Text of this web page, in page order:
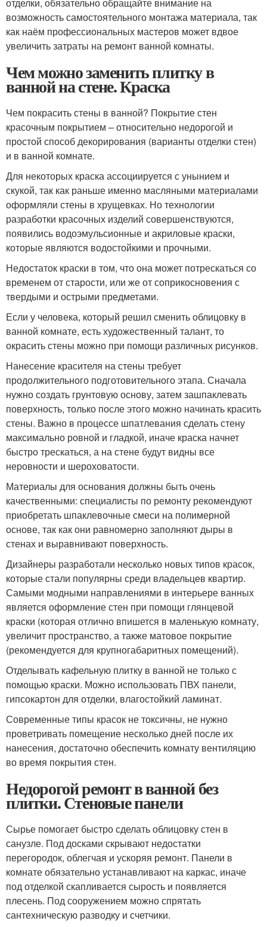
возможность самостоятельного монтажа материала, так
как наём профессиональных мастеров может вдвое
увеличить затраты на ремонт ванной комнаты.
Чем можно заменить плитку в
ванной на стене. Краска
Чем покрасить стены в ванной? Покрытие стен
красочным покрытием – относительно недорогой и
простой способ декорирования (варианты отделки стен)
и в ванной комнате.
Для некоторых краска ассоциируется с унынием и
скукой, так как раньше именно масляными материалами
оформляли стены в хрущевках. Но технологии
разработки красочных изделий совершенствуются,
появились водоэмульсионные и акриловые краски,
которые являются водостойкими и прочными.
Недостаток краски в том, что она может потрескаться со
временем от старости, или же от соприкосновения с
твердыми и острыми предметами.
Если у человека, который решил сменить облицовку в
ванной комнате, есть художественный талант, то
окрасить стены можно при помощи различных рисунков.
Нанесение красителя на стены требует
продолжительного подготовительного этапа. Сначала
нужно создать грунтовую основу, затем зашпаклевать
поверхность, только после этого можно начинать красить
стены. Важно в процессе шпатлевания сделать стену
максимально ровной и гладкой, иначе краска начнет
быстро трескаться, а на стене будут видны все
неровности и шероховатости.
Материалы для основания должны быть очень
качественными: специалисты по ремонту рекомендуют
приобретать шпаклевочные смеси на полимерной
основе, так как они равномерно заполняют дыры в
стенах и выравнивают поверхность.
Дизайнеры разработали несколько новых типов красок,
которые стали популярны среди владельцев квартир.
Самыми модными направлениями в интерьере ванных
является оформление стен при помощи глянцевой
краски (которая отлично впишется в маленькую комнату,
увеличит пространство, а также матовое покрытие
(рекомендуется для крупногабаритных помещений).
Отделывать кафельную плитку в ванной не только с
помощью краски. Можно использовать ПВХ панели,
гипсокартон для отделки, влагостойкий ламинат.
Современные типы красок не токсичны, не нужно
проветривать помещение несколько дней после их
нанесения, достаточно обеспечить комнату вентиляцию
во время покрытия стен.
Недорогой ремонт в ванной без
плитки. Стеновые панели
Сырье помогает быстро сделать облицовку стен в
санузле. Под досками скрывают недостатки
перегородок, облегчая и ускоряя ремонт. Панели в
комнате обязательно устанавливают на каркас, иначе
под отделкой скапливается сырость и появляется
плесень. Под сооружением можно спрятать
сантехническую разводку и счетчики.